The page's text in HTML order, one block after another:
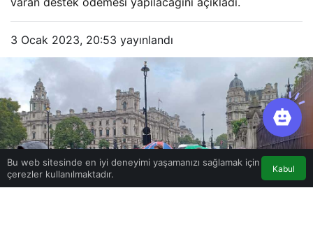
3 Ocak 2023, 20:53 yayınlandı
Bu web sitesinde en iyi deneyimi yaşamanızı sağlamak için
çerezler kullanılmaktadır.
Kabul